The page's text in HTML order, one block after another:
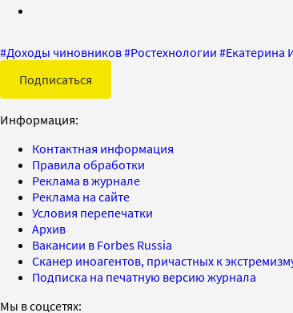
#Доходы чиновников#Ростехнологии #Екатерина
Подписаться
Информация:
Контактная информация
Правила обработки
Реклама в журнале
Реклама на сайте
Условия перепечатки
Архив
Вакансии в Forbes Russia
Сканер иноагентов, причастных к
Подписка на печатную версию журнала
Мы в соцсетях: